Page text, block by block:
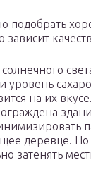
подобрать
зависит
на их
деревце.
затенять